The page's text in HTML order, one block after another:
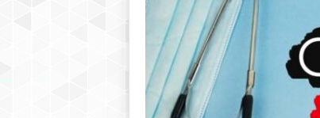
Λ
Λ